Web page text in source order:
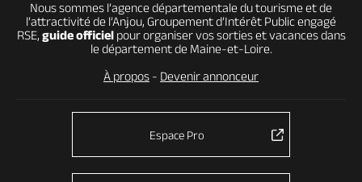
Nous sommes l’agence départementale du tourisme et de
l’attractivité de l’Anjou, Groupement d’Intérêt Public engagé
RSE, guide officielpour organiser vos sorties et vacances dans
le département de Maine-et-Loire.
À propos - Devenir annonceur
Espace Pro